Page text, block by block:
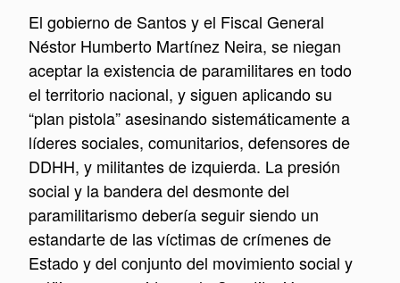
El gobierno de Santos y el Fiscal General
Néstor Humberto Martínez Neira, se niegan
aceptar la existencia de paramilitares en todo
el territorio nacional, y siguen aplicando su
“plan pistola” asesinando sistemáticamente a
líderes sociales, comunitarios, defensores de
DDHH, y militantes de izquierda. La presión
social y la bandera del desmonte del
paramilitarismo debería seguir siendo un
estandarte de las víctimas de crímenes de
Estado y del conjunto del movimiento social y